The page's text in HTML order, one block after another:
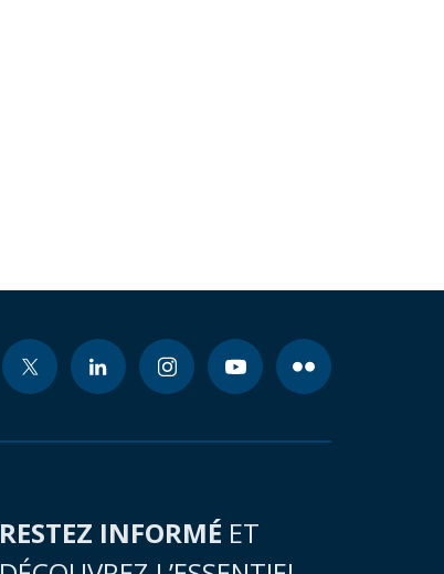
RESTEZ INFORMÉ ET